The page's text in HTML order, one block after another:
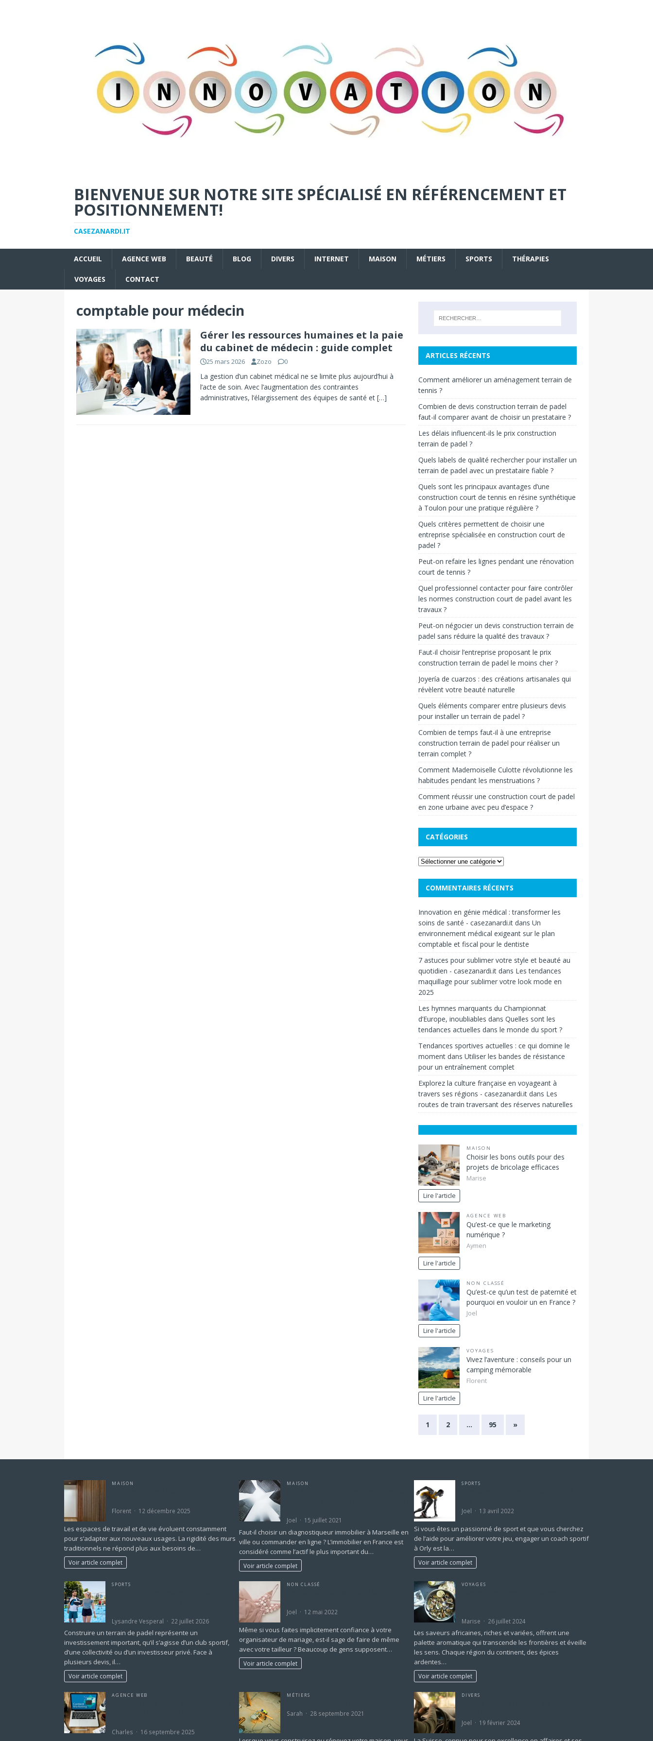
BIENVENUE SUR NOTRE SITE SPÉCIALISÉ EN RÉFÉRENCEMENT ET
POSITIONNEMENT!
CASEZANARDI.IT
ACCUEIL AGENCE WEB BEAUTÉ BLOG DIVERS INTERNET MAISON MÉTIERS SPORTS THÉRAPIES
VOYAGES CONTACT
comptable pour médecin
Gérer les ressources humaines et la paie
du cabinet de médecin : guide complet
25 mars 2026 Zozo 0
La gestion d’un cabinet médical ne se limite plus aujourd’hui à
l’acte de soin. Avec l’augmentation des contraintes
administratives, l’élargissement des équipes de santé et […]
ARTICLES RÉCENTS
Comment améliorer un aménagement terrain de
tennis ?
Combien de devis construction terrain de padel
faut-il comparer avant de choisir un prestataire ?
Les délais influencent-ils le prix construction
terrain de padel ?
Quels labels de qualité rechercher pour installer un
terrain de padel avec un prestataire fiable ?
Quels sont les principaux avantages d’une
construction court de tennis en résine synthétique
à Toulon pour une pratique régulière ?
Quels critères permettent de choisir une
entreprise spécialisée en construction court de
padel ?
Peut-on refaire les lignes pendant une rénovation
court de tennis ?
Quel professionnel contacter pour faire contrôler
les normes construction court de padel avant les
travaux ?
Peut-on négocier un devis construction terrain de
padel sans réduire la qualité des travaux ?
Faut-il choisir l’entreprise proposant le prix
construction terrain de padel le moins cher ?
Joyería de cuarzos : des créations artisanales qui
révèlent votre beauté naturelle
Quels éléments comparer entre plusieurs devis
pour installer un terrain de padel ?
Combien de temps faut-il à une entreprise
construction terrain de padel pour réaliser un
terrain complet ?
Comment Mademoiselle Culotte révolutionne les
habitudes pendant les menstruations ?
Comment réussir une construction court de padel
en zone urbaine avec peu d’espace ?
CATÉGORIES
COMMENTAIRES RÉCENTS
Innovation en génie médical : transformer les
soins de santé - casezanardi.itdans Un
environnement médical exigeant sur le plan
comptable et fiscal pour le dentiste
7 astuces pour sublimer votre style et beauté au
quotidien - casezanardi.itdans Les tendances
maquillage pour sublimer votre look mode en
2025
Les hymnes marquants du Championnat
d’Europe, inoubliables dans Quelles sont les
tendances actuelles dans le monde du sport ?
Tendances sportives actuelles : ce qui domine le
momentdans Utiliser les bandes de résistance
pour un entraînement complet
Explorez la culture française en voyageant à
travers ses régions - casezanardi.itdans Les
routes de train traversant des réserves naturelles
MAISON
Choisir les bons outils pour des
projets de bricolage efficaces
Marise
Lire l'article
AGENCE WEB
Qu’est-ce que le marketing
numérique ?
Aymen
Lire l'article
NON CLASSÉ
Qu’est-ce qu’un test de paternité et
pourquoi en vouloir un en France ?
Joel
Lire l'article
VOYAGES
Vivez l’aventure : conseils pour un
camping mémorable
Florent
Lire l'article
1 2 … 95 »
MAISON
Florent 12 décembre 2025
Les espaces de travail et de vie évoluent constamment
pour s’adapter aux nouveaux usages. La rigidité des murs
traditionnels ne répond plus aux besoins de…
Voir article complet
MAISON
Joel 15 juillet 2021
Faut-il choisir un diagnostiqueur immobilier à Marseille en
ville ou commander en ligne ? L’immobilier en France est
considéré comme l’actif le plus important du…
Voir article complet
SPORTS
Joel 13 avril 2022
Si vous êtes un passionné de sport et que vous cherchez
de l’aide pour améliorer votre jeu, engager un coach sportif
à Orly est la…
Voir article complet
SPORTS
Lysandre Vesperal 22 juillet 2026
Construire un terrain de padel représente un
investissement important, qu’il s’agisse d’un club sportif,
d’une collectivité ou d’un investisseur privé. Face à
plusieurs devis, il…
Voir article complet
NON CLASSÉ
Joel 12 mai 2022
Même si vous faites implicitement confiance à votre
organisateur de mariage, est-il sage de faire de même
avec votre tailleur ? Beaucoup de gens supposent…
Voir article complet
VOYAGES
Marise 26 juillet 2024
Les saveurs africaines, riches et variées, offrent une
palette aromatique qui transcende les frontières et éveille
les sens. Chaque région du continent, des épices
ardentes…
Voir article complet
AGENCE WEB
Charles 16 septembre 2025
MÉTIERS
Sarah 28 septembre 2021
DIVERS
Joel 19 février 2024